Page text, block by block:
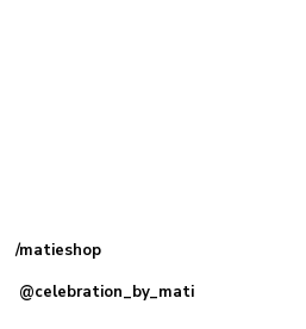
/matieshop
@celebration_by_mati